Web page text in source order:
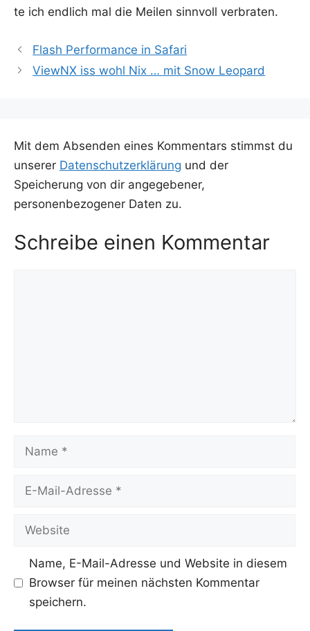
te ich end­lich mal die Mei­len sinn­voll verbraten.
Flash Performance in Safari
ViewNX iss wohl Nix … mit Snow Leopard
Mit dem Absenden eines Kommentars stimmst du
unserer Datenschutzerklärung und der
Speicherung von dir angegebener,
personenbezogener Daten zu.
Schreibe einen Kommentar
Name
Adresse
Website
Name, E-Mail-Adresse und Website in diesem
Browser für meinen nächsten Kommentar
speichern.